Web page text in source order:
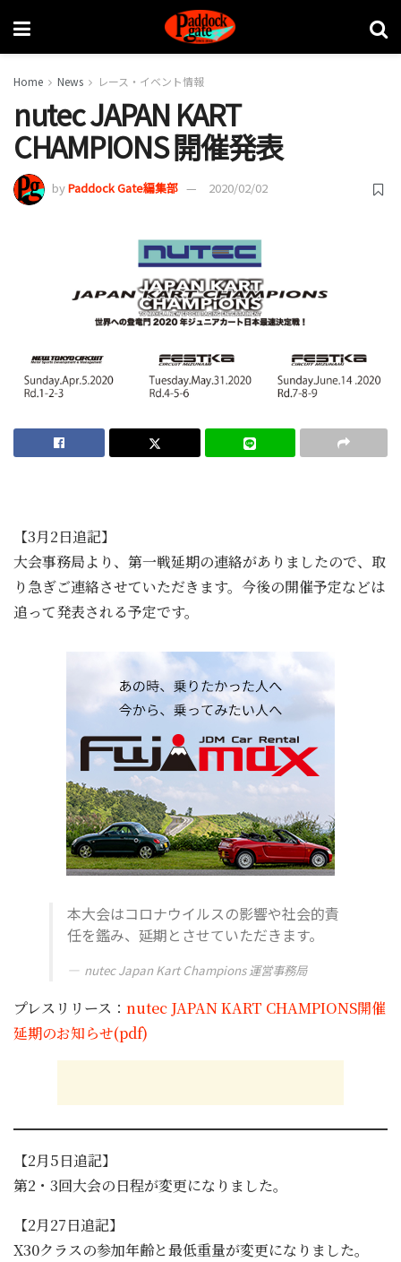
Home News レース・イベント情報
nutec JAPAN KART
CHAMPIONS 開催発表
byPaddock Gate編集部 2020/02/02
【3月2日追記】
大会事務局より、第一戦延期の連絡がありましたので、取
り急ぎご連絡させていただきます。今後の開催予定などは
追って発表される予定です。
本大会はコロナウイルスの影響や社会的責
任を鑑み、延期とさせていただきます。
nutec Japan Kart Champions 運営事務局
プレスリリース： nutec JAPAN KART CHAMPIONS開催
延期のお知らせ(pdf)
【2月5日追記】
第2・3回大会の日程が変更になりました。
【2月27日追記】
X30クラスの参加年齢と最低重量が変更になりました。